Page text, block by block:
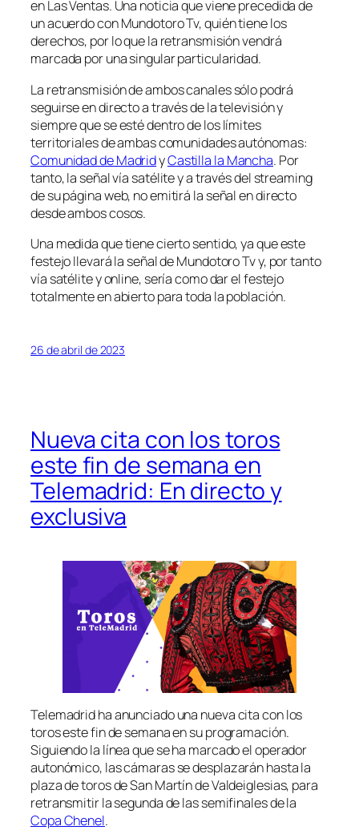
en Las Ventas. Una noticia que viene precedida de
un acuerdo con Mundotoro Tv, quién tiene los
derechos, por lo que la retransmisión vendrá
marcada por una singular particularidad.
La retransmisión de ambos canales sólo podrá
seguirse en directo a través de la televisión y
siempre que se esté dentro de los límites
territoriales de ambas comunidades autónomas:
Comunidad de MadridyCastilla la Mancha. Por
tanto, la señal vía satélite y a través del streaming
de su página web, no emitirá la señal en directo
desde ambos cosos.
Una medida que tiene cierto sentido, ya que este
festejo llevará la señal de Mundotoro Tv y, por tanto
vía satélite y online, sería como dar el festejo
totalmente en abierto para toda la población.
26 de abril de 2023
Nueva cita con los toros
este fin de semana en
Telemadrid: En directo y
exclusiva
Telemadrid ha anunciado una nueva cita con los
toros este fin de semana en su programación.
Siguiendo la línea que se ha marcado el operador
autonómico, las cámaras se desplazarán hasta la
plaza de toros de San Martín de Valdeiglesias, para
retransmitir la segunda de las semifinales de la
Copa Chenel.